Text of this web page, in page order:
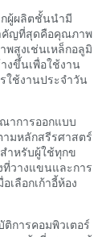
กผู้ผลิตชั้นนำมี
ญที่สุดคือคุณภาพ
สูงเช่นเหล็กอลูมิ
งขึ้นเพื่อใช้งาน
ใช้งานประจำวัน
าการออกแบบ
ามหลักสรีรศาสตร์
ำหรับผู้ใช้ทุกข
างแขนและการ
เลือกเก้าอี้ห้อง
การคอมพิวเตอร์